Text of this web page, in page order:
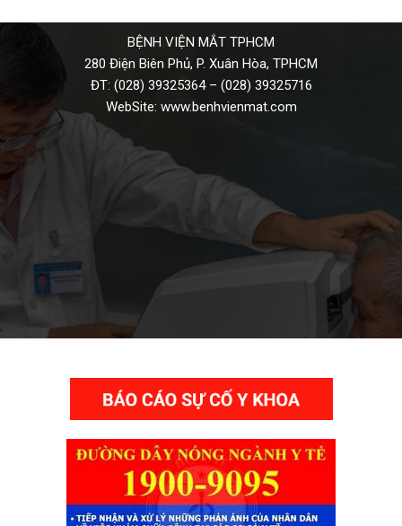
BỆNH VIỆN MẮT TPHCM
280 Điện Biên Phủ, P. Xuân Hòa, TPHCM
ĐT: (028) 39325364– (028) 39325716
WebSite: www.benhvienmat.com